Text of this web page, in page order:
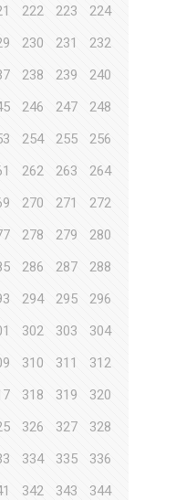
222 223
224
230 231
232
238 239
240
246 247
248
254 255
256
262 263
264
270 271
272
278 279
280
286 287
288
294 295
296
302 303
304
310 311
312
318 319
320
326 327
328
334 335
336
342 343
344